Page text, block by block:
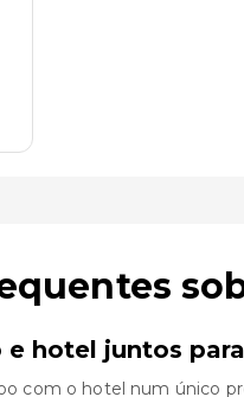
e hotel juntos
com o hotel num único